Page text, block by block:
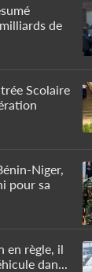
de
Scolaire
Niger,
pour sa
en règle, il
dan...